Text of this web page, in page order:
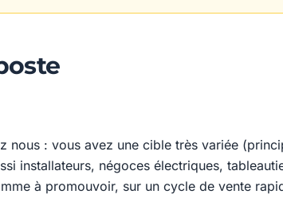
nous : vous avez une cible très variée
installateurs, négoces électriques,
à promouvoir, sur un cycle de vente